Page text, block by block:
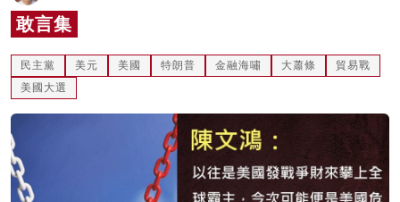
灼見活動
關於我們
敢言集
民主黨 美元 美國 特朗普 金融海嘯 大蕭條
貿易戰
美國大選